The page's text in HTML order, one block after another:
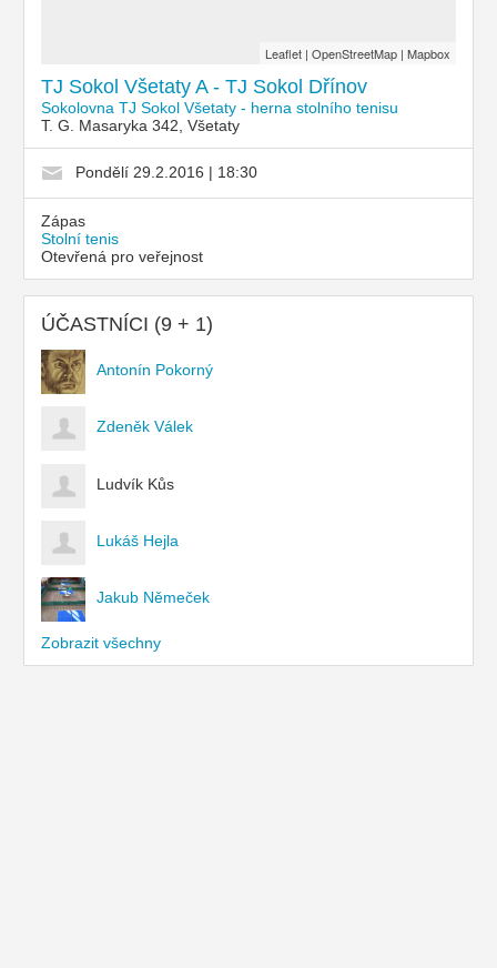
Leaflet | OpenStreetMap | Mapbox
TJ Sokol Všetaty A - TJ Sokol Dřínov
Sokolovna TJ Sokol Všetaty - herna stolního tenisu
T. G. Masaryka 342, Všetaty
Pondělí 29.2.2016 | 18:30
Zápas
Stolní tenis
Otevřená pro veřejnost
ÚČASTNÍCI (9 + 1)
Antonín Pokorný
Zdeněk Válek
Ludvík Kůs
Lukáš Hejla
Jakub Němeček
Zobrazit všechny